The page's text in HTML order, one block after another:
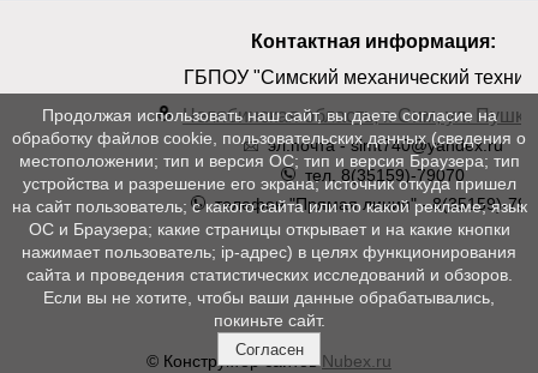
Контактная информация:
ГБПОУ "Симский механический
Челябинская область, г. Сим, ул.
эл.почта - simt740@yandex.ru
тел. 8(35159)-79070
телефон "Прямая линия" - 8(35159)-
© Конструктор сайтовNubex.ru
Продолжая использовать наш сайт, вы даете согласие на
обработку файлов cookie, пользовательских данных (сведения о
местоположении; тип и версия ОС; тип и версия Браузера; тип
устройства и разрешение его экрана; источник откуда пришел
на сайт пользователь; с какого сайта или по какой рекламе; язык
ОС и Браузера; какие страницы открывает и на какие кнопки
нажимает пользователь; ip-адрес) в целях функционирования
сайта и проведения статистических исследований и обзоров.
Если вы не хотите, чтобы ваши данные обрабатывались,
покиньте сайт.
Согласен